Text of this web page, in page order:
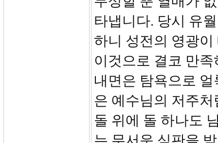
타냅니다. 당시 유
하니 성전의 영광
이것으로 결코 만
내면은 탐욕으로
은 예수님의 저주
돌 위에 돌 하나도